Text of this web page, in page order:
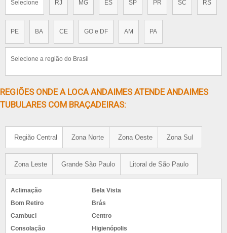
Selecione RJ MG ES SP PR SC RS
PE BA CE GO e DF AM PA
Selecione a região do Brasil
REGIÕES ONDE A LOCA ANDAIMES ATENDE ANDAIMES
TUBULARES COM BRAÇADEIRAS:
Região Central Zona Norte Zona Oeste Zona Sul
Zona Leste Grande São Paulo Litoral de São Paulo
Aclimação
Bela Vista
Bom Retiro
Brás
Cambuci
Centro
Consolação
Higienópolis